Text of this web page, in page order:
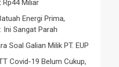
Rp44 Miliar
Energi Prima,
Ini Sangat Parah
Soal Galian Milik PT. EUP
Covid-19 Belum Cukup,